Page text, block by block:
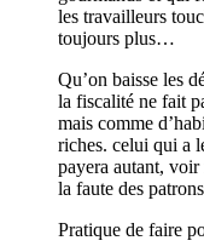
les travailleurs
toujours plus…
Qu’on baisse les
la fiscalité ne fait
mais comme
riches. celui qui a
payera autant, voir
la faute des
Pratique de faire